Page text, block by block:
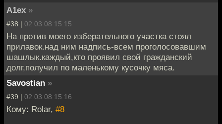
A1ex »
#38 | 02.03.08 15:15
На против моего изберательного участка стоял
прилавок.над ним надпись-всем проголосовавшим
шашлык.каждый,кто проявил свой гражданский
долг,получил по маленькому кусочку мяса.
Savostian »
#39 | 02.03.08 15:16
Кому: Rolar, #8